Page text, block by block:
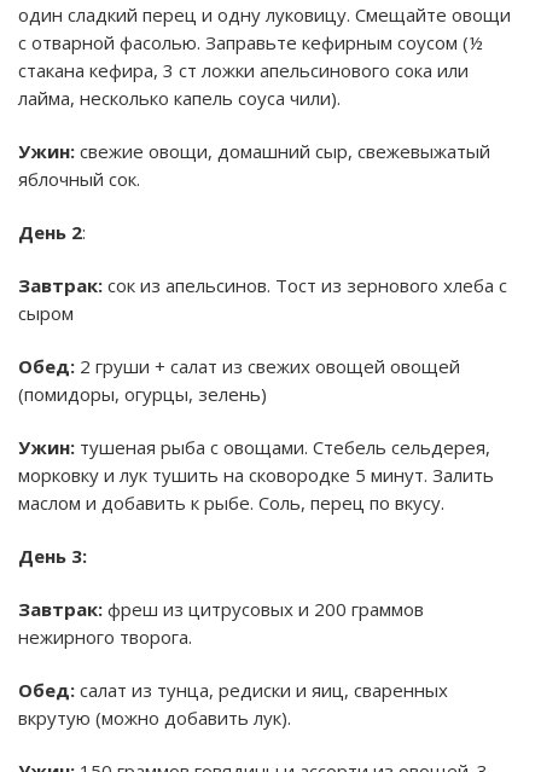
один сладкий перец и одну луковицу. Смещайте овощи
с отварной фасолью. Заправьте кефирным соусом (½
стакана кефира, 3 ст ложки апельсинового сока или
лайма, несколько капель соуса чили).
Ужин: свежие овощи, домашний сыр, свежевыжатый
яблочный сок.
День 2:
Завтрак: сок из апельсинов. Тост из зернового хлеба с
сыром
Обед: 2 груши + салат из свежих овощей овощей
(помидоры, огурцы, зелень)
Ужин: тушеная рыба с овощами. Стебель сельдерея,
морковку и лук тушить на сковородке 5 минут. Залить
маслом и добавить к рыбе. Соль, перец по вкусу.
День 3:
Завтрак: фреш из цитрусовых и 200 граммов
нежирного творога.
Обед: салат из тунца, редиски и яиц, сваренных
вкрутую (можно добавить лук).